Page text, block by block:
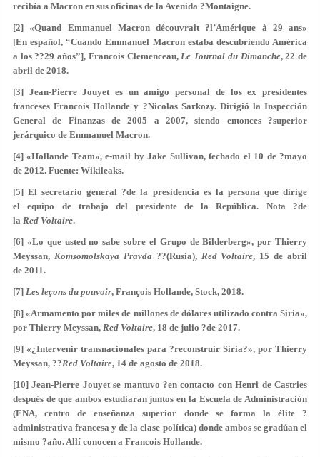
recibía a Macron en sus oficinas de la Avenida ?Montaigne.
[2] «Quand Emmanuel Macron découvrait ?l’Amérique à 29 ans»
[En español, “Cuando Emmanuel Macron estaba descubriendo América
a los ??29 años”], Francois Clemenceau,Le Journal du Dimanche, 22 de
abril de 2018.
[3] Jean-Pierre Jouyet es un amigo personal de los ex presidentes
franceses Francois Hollande y ?Nicolas Sarkozy. Dirigió la Inspección
General de Finanzas de 2005 a 2007, siendo entonces ?superior
jerárquico de Emmanuel Macron.
[4] «Hollande Team», e-mail by Jake Sullivan, fechado el 10 de ?mayo
de 2012. Fuente: Wikileaks.
[5] El secretario general ?de la presidencia es la persona que dirige
el equipo de trabajo del presidente de la República. Nota ?de
la Red Voltaire.
[6] «Lo que usted no sabe sobre el Grupo de Bilderberg», por Thierry
Meyssan, Komsomolskaya Pravda ??(Rusia), Red Voltaire, 15 de abril
de 2011.
[7] Les leçons du pouvoir, François Hollande, Stock, 2018.
[8] «Armamento por miles de millones de dólares utilizado contra Siria»,
por Thierry Meyssan, Red Voltaire, 18 de julio ?de 2017.
[9] «¿Intervenir transnacionales para ?reconstruir Siria?», por Thierry
Meyssan, ??Red Voltaire, 14 de agosto de 2018.
[10] Jean-Pierre Jouyet se mantuvo ?en contacto con Henri de Castries
después de que ambos estudiaran juntos en la Escuela de Administración
(ENA, centro de enseñanza superior donde se forma la élite ?
administrativa francesa y de la clase política) donde ambos se gradúan el
mismo ?año. Allí conocen a Francois Hollande.